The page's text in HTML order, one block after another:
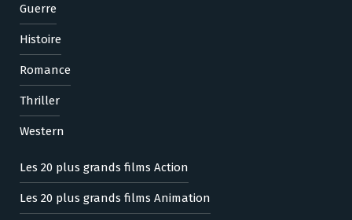
Guerre
Histoire
Romance
Thriller
Western
Les 20 plus grands films Action
Les 20 plus grands films Animation